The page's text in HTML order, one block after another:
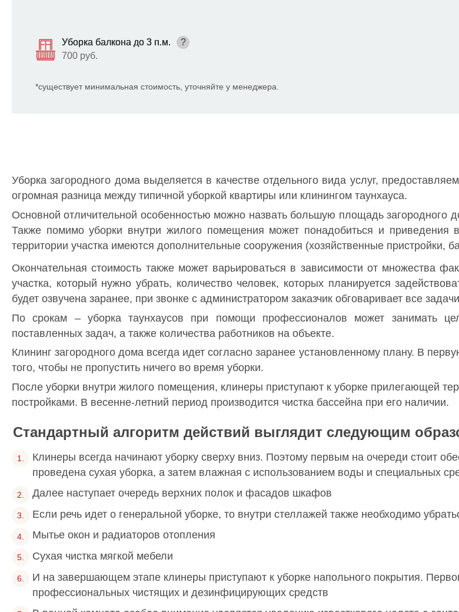
Уборка балкона до 3 п.м.
?
700 руб.
*существует минимальная стоимость, уточняйте у менеджера.
Уборка загородного дома выделяется в качестве отдельного вида услуг,
огромная разница между типичной уборкой квартиры или клинингом таунхауса.
Основной отличительной особенностью можно назвать большую площадь загородного
Также помимо уборки внутри жилого помещения может понадобиться и
территории участка имеются дополнительные сооружения (хозяйственные пристройки,
Окончательная стоимость также может варьироваться в зависимости от множества
участка, который нужно убрать, количество человек, которых планируется
будет озвучена заранее, при звонке с администратором заказчик обговаривает все
По срокам – уборка таунхаусов при помощи профессионалов может занимать
поставленных задач, а также количества работников на объекте.
Клининг загородного дома всегда идет согласно заранее установленному плану. В
того, чтобы не пропустить ничего во время уборки.
После уборки внутри жилого помещения, клинеры приступают к уборке прилегающей
постройками. В весенне-летний период производится чистка бассейна при его наличии.
Стандартный алгоритм действий выглядит следующим
Клинеры всегда начинают уборку сверху вниз. Поэтому первым на очереди стоит
проведена сухая уборка, а затем влажная с использованием воды и специальных
Далее наступает очередь верхних полок и фасадов шкафов
Если речь идет о генеральной уборке, то внутри стеллажей также необходимо
Мытье окон и радиаторов отопления
Сухая чистка мягкой мебели
И на завершающем этапе клинеры приступают к уборке напольного покрытия.
профессиональных чистящих и дезинфицирующих средств